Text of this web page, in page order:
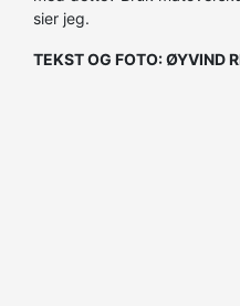
sier jeg.
TEKST OG FOTO: ØYVIND